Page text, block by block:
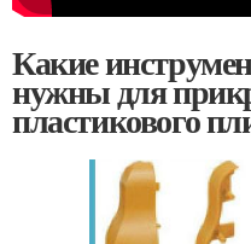
Какие
нужны для
пластикового